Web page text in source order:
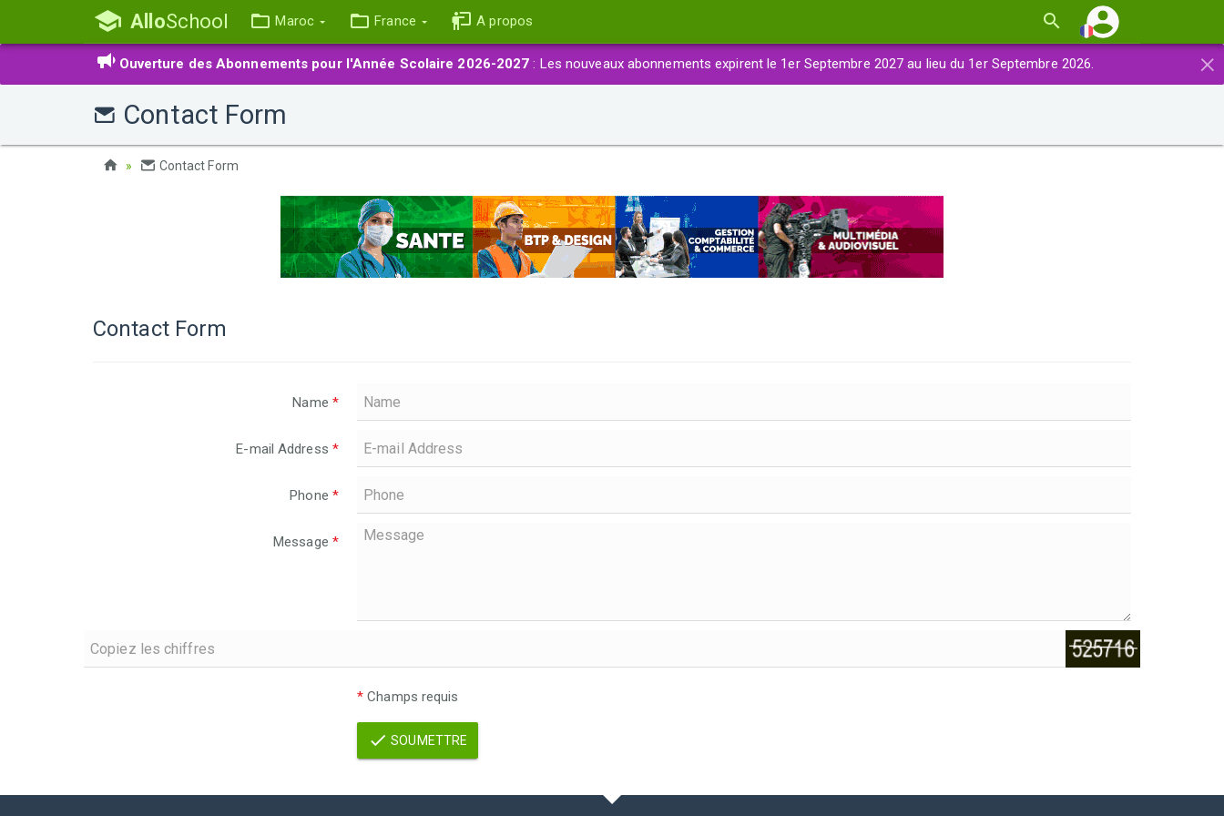
AlloSchool Maroc France A propos
×
Ouverture des Abonnements pour l'Année Scolaire 2026-2027 : Les nouveaux abonnements expirent le 1er Septembre 2027 au lieu du 1er Septembre 2026.
Contact Form
Contact Form
Contact Form
Name *
E-mail Address *
Phone *
Message *
* Champs requis
SOUMETTRE